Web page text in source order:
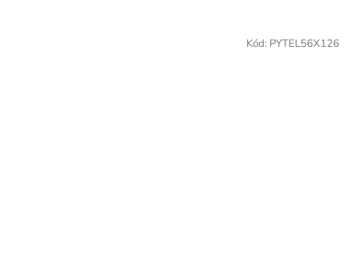
Kód: PYTEL56X126